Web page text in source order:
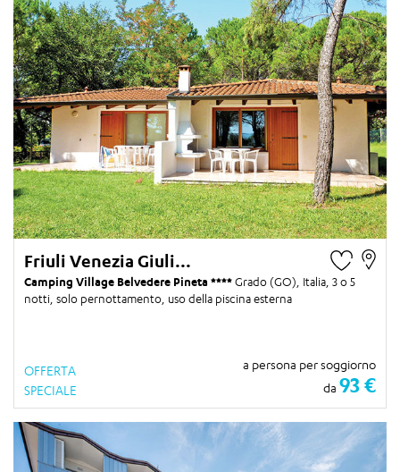
Friuli Venezia Giuli...
Camping Village Belvedere Pineta Grado (GO), Italia, 3 o 5
notti , solo pernottamento, uso della piscina esterna
OFFERTA
SPECIALE
a persona per soggiorno
da 93 €